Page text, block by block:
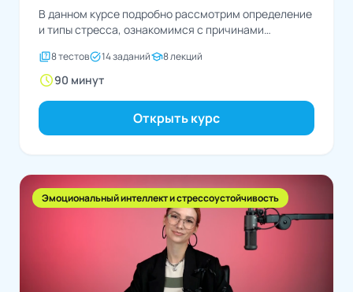
эмоциями?
В данном курсе подробно рассмотрим определение
и типы стресса, ознакомимся с причинами
quiz8 тестовtask_alt14 заданийschool8 лекций
schedule90 минут
Открыть курс
Эмоциональный интеллект и стрессоустойчивость